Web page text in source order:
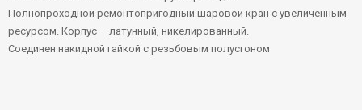
Полнопроходной ремонтопригодный шаровой кран с увеличенным
ресурсом. Корпус – латунный, никелированный.
Соединен накидной гайкой с резьбовым полусгоном